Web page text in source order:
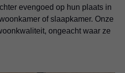
evengoed op hun plaats in
of slaapkamer. Onze
ongeacht waar ze